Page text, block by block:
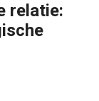
relatie: